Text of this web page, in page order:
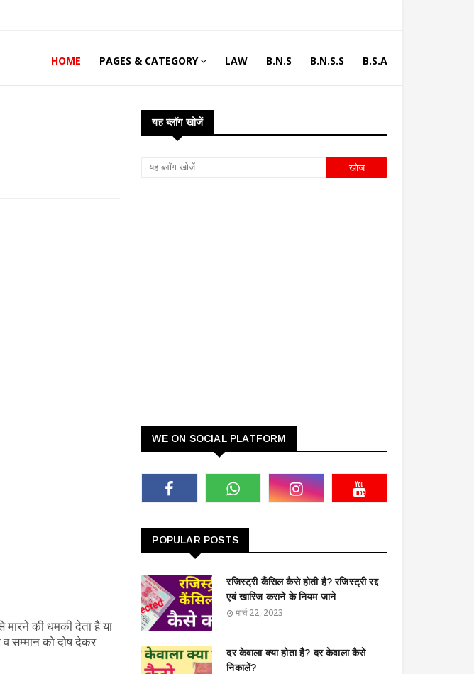
HOME PAGES & CATEGORY LAW B.N.S B.N.S.S B.S.A
मारने की धमकी देता है या
सम्मान को दोष देकर
यह ब्लॉग खोजें
WE ON SOCIAL PLATFORM
POPULAR POSTS
रजिस्ट्री कैंसिल कैसे होती है? रजिस्ट्री रद्द
एवं खारिज कराने के नियम जाने
मार्च 22, 2023
दर केवाला क्या होता है? दर केवाला कैसे
निकालें?